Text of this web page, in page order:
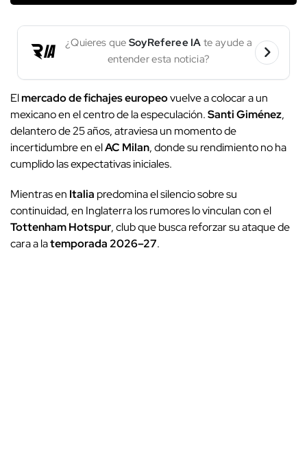
¿Quieres que SoyReferee IA te ayude a
entender esta noticia?
Elmercado de fichajes europeovuelve a colocar a un
mexicano en el centro de la especulación.Santi Giménez,
delantero de 25 años, atraviesa un momento de
incertidumbre en elAC Milan, donde su rendimiento no ha
cumplido las expectativas iniciales.
Mientras en Italia predomina el silencio sobre su
continuidad, en Inglaterra los rumores lo vinculan con el
Tottenham Hotspur, club que busca reforzar su ataque de
cara a latemporada 2026–27.